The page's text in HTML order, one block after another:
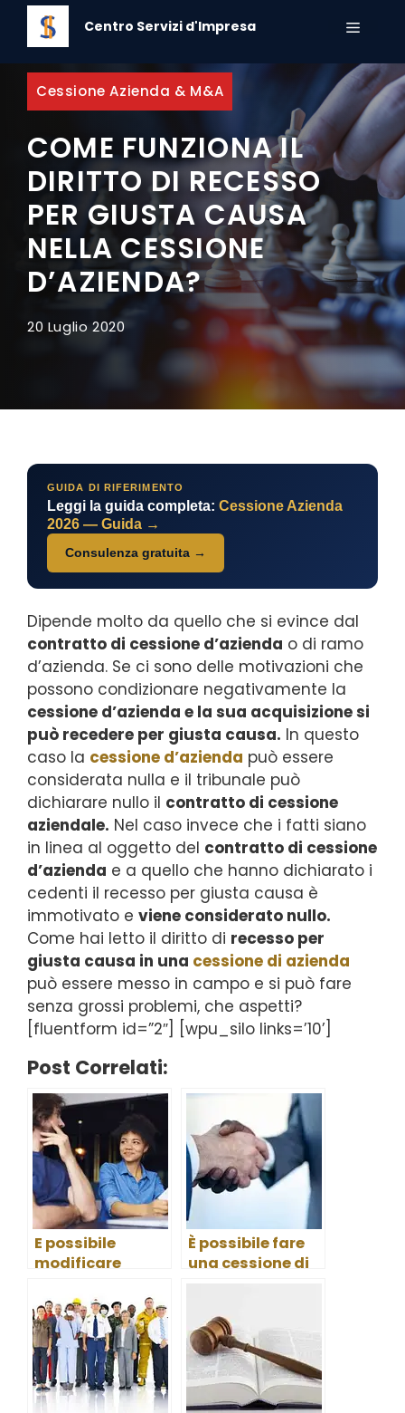
Centro Servizi d'Impresa
Cessione Azienda & M&A
COME FUNZIONA IL
DIRITTO DI RECESSO
PER GIUSTA CAUSA
NELLA CESSIONE
D’AZIENDA?
20 Luglio 2020
GUIDA DI RIFERIMENTO
Leggi la guida completa: Cessione Azienda
2026 — Guida →
Consulenza gratuita →
Dipende molto da quello che si evince dal
contratto di cessione d’azienda o di ramo
d’azienda. Se ci sono delle motivazioni che
possono condizionare negativamente la
cessione d’azienda e la sua acquisizione si
può recedere per giusta causa. In questo
caso la cessione d’azienda può essere
considerata nulla e il tribunale può
dichiarare nullo il contratto di cessione
aziendale. Nel caso invece che i fatti siano
in linea al oggetto del contratto di cessione
d’azienda e a quello che hanno dichiarato i
cedenti il recesso per giusta causa è
immotivato e viene considerato nullo.
Come hai letto il diritto di recesso per
giusta causa in una cessione di azienda
può essere messo in campo e si può fare
senza grossi problemi, che aspetti?
[fluentform id=”2″] [wpu_silo links=’10’]
Post Correlati:
E possibile
modificare
durante la
cessione di una
azienda?
È possibile fare
una cessione di